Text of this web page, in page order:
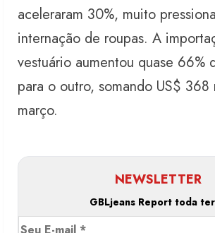
aceleraram 30%, muito
internação de roupas. A
vestuário aumentou quase 66%
para o outro, somando US$ 368
março.
NEWSLETTER
GBLjeans Report toda